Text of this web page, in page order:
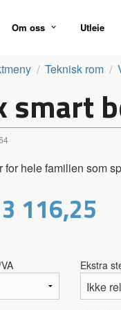
Om oss Utleie
Teknisk rom
smart
for hele familien som
116,25
Ekstra